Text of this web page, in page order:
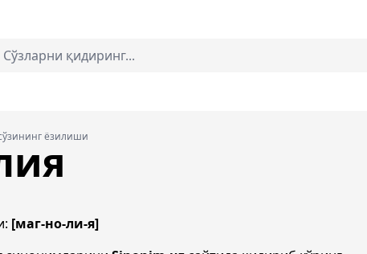
ёзилиши
[маг-но-ли-я]